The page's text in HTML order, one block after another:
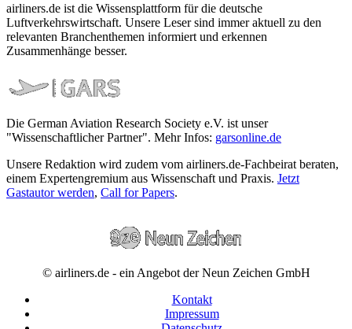
airliners.de ist die Wissensplattform für die deutsche
Luftverkehrswirtschaft. Unsere Leser sind immer aktuell zu den
relevanten Branchenthemen informiert und erkennen
Zusammenhänge besser.
Die German Aviation Research Society e.V. ist unser
"Wissenschaftlicher Partner". Mehr Infos: garsonline.de
Unsere Redaktion wird zudem vom airliners.de-Fachbeirat beraten,
einem Expertengremium aus Wissenschaft und Praxis. Jetzt
Gastautor werden, Call for Papers.
© airliners.de - ein Angebot der Neun Zeichen GmbH
Kontakt
Impressum